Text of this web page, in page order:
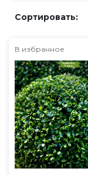
Сортировать:
В избранное